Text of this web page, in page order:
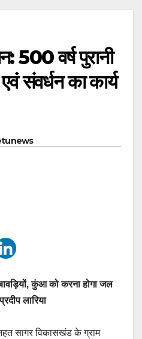
500 वर्ष पुरानी
संवर्धन का कार्य
कुंआ को करना होगा जल
लारिया
सागर विकासखंड के ग्राम